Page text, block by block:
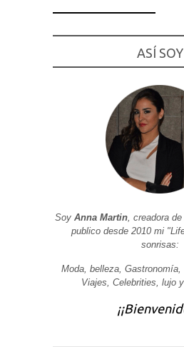
ASÍ SOY
Soy Anna Martin, creadora de
publico desde 2010 mi
sonrisas:
Moda, belleza, Gastronomía,
Viajes, Celebrities, lujo
se usa la
Experiencia